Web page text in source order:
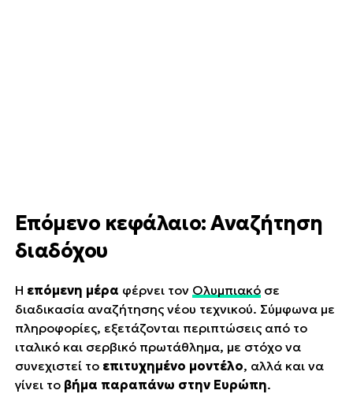
Επόμενο κεφάλαιο: Αναζήτηση
διαδόχου
Η επόμενη μέρα φέρνει τον Ολυμπιακόσε
διαδικασία αναζήτησης νέου τεχνικού. Σύμφωνα με
πληροφορίες, εξετάζονται περιπτώσεις από το
ιταλικό και σερβικό πρωτάθλημα, με στόχο να
συνεχιστεί το επιτυχημένο μοντέλο, αλλά και να
γίνει το βήμα παραπάνω στην Ευρώπη.